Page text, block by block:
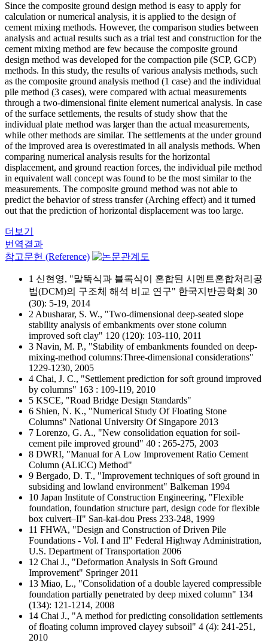
Since the composite ground design method is easy to apply for
calculation or numerical analysis, it is applied to the design of
cement mixing methods. However, the comparison studies between
analysis and actual results such as a trial test and construction for the
cement mixing method are few because the composite ground
design method was developed for the compaction pile (SCP, GCP)
methods. In this study, the results of various analysis methods, such
as the composite ground analysis method (1 case) and the individual
pile method (3 cases), were compared with actual measurements
through a two-dimensional finite element numerical analysis. In case
of the surface settlements, the results of study show that the
individual plate method was larger than the actual measurements,
while other methods are similar. The settlements at the under ground
of the improved area is overestimated in all analysis methods. When
comparing numerical analysis results for the horizontal
displacement, and ground reaction forces, the individual pile method
in equivalent wall concept was found to be the most similar to the
measurements. The composite ground method was not able to
predict the behavior of stress transfer (Arching effect) and it turned
out that the prediction of horizontal displacement was too large.
더보기
번역결과
참고문헌 (Reference)
1 신현영, "말뚝식과 블록식이 혼합된 시멘트혼합처리공
법(DCM)의 구조체 해석 비교 연구" 한국지반공학회 30
(30): 5-19, 2014
2 Abusharar, S. W., "Two-dimensional deep-seated slope
stability analysis of embankments over stone column
improved soft clay" 120 (120): 103-110, 2011
3 Navin, M. P., "Stability of embankments founded on deep-
mixing-method columns:Three-dimensional considerations"
1229-1230, 2005
4 Chai, J. C., "Settlement prediction for soft ground improved
by columns" 163 : 109-119, 2010
5 KSCE, "Road Bridge Design Standards"
6 Shien, N. K., "Numerical Study Of Floating Stone
Columns" National University Of Singapore 2013
7 Lorenzo, G. A., "New consolidation equation for soil-
cement pile improved ground" 40 : 265-275, 2003
8 DWRI, "Manual for A Low Improvement Ratio Cement
Column (ALiCC) Method"
9 Bergado, D. T., "Improvement techniques of soft ground in
subsiding and lowland environment" Balkeman 1994
10 Japan Institute of Construction Engineering, "Flexible
foundation, foundation structure part, design code for flexible
box culvert–II" San-kai-dou Press 233-248, 1999
11 FHWA, "Design and Construction of Driven Pile
Foundations - Vol. I and II" Federal Highway Administration,
U.S. Department of Transportation 2006
12 Chai J., "Deformation Analysis in Soft Ground
Improvement" Springer 2011
13 Miao, L., "Consolidation of a double layered compressible
foundation partially penetrated by deep mixed column" 134
(134): 121-1214, 2008
14 Chai J., "A method for predicting consolidation settlements
of floating column improved clayey subsoil" 4 (4): 241-251,
2010